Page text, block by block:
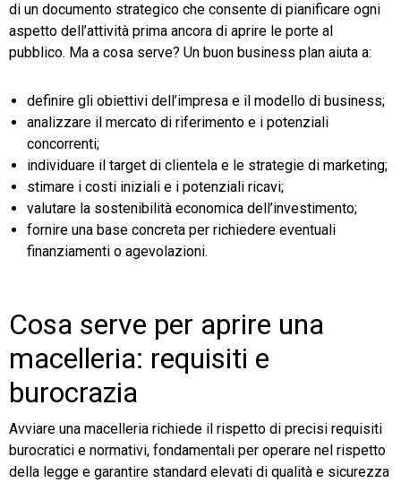
di un documento strategico che consente di pianificare ogni
aspetto dell’attività prima ancora di aprire le porte al
pubblico. Ma a cosa serve? Un buon business plan aiuta a:
definire gli obiettivi dell’impresa e il modello di business;
analizzare il mercato di riferimento e i potenziali
concorrenti;
individuare il target di clientela e le strategie di marketing;
stimare i costi iniziali e i potenziali ricavi;
valutare la sostenibilità economica dell’investimento;
fornire una base concreta per richiedere eventuali
finanziamenti o agevolazioni.
Cosa serve per aprire una
macelleria: requisiti e
burocrazia
Avviare una macelleria richiede il rispetto di precisi requisiti
burocratici e normativi, fondamentali per operare nel rispetto
della legge e garantire standard elevati di qualità e sicurezza